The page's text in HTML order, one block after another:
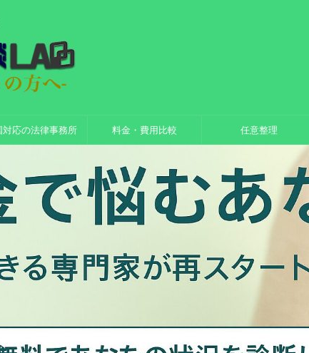
対応の法律事務所 料金・費用比較 任意整理